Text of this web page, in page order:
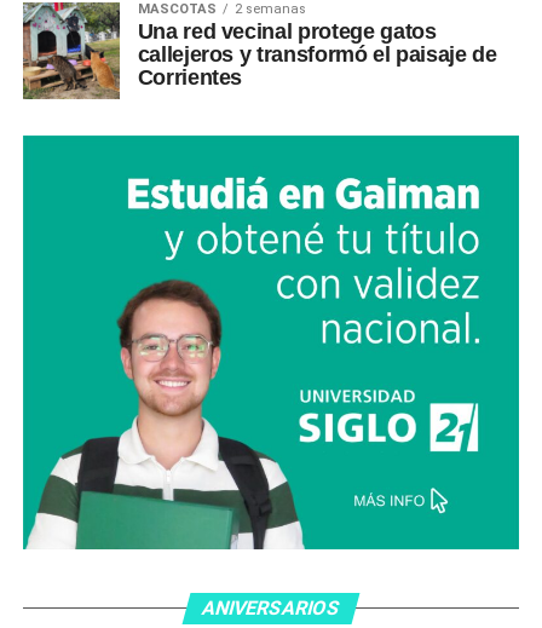
MASCOTAS 2 semanas
Una red vecinal protege gatos
callejeros y transformó el paisaje de
Corrientes
ANIVERSARIOS